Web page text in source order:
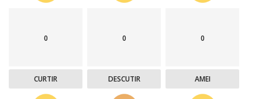
0
CURTIR
0
DESCUTIR
0
AMEI